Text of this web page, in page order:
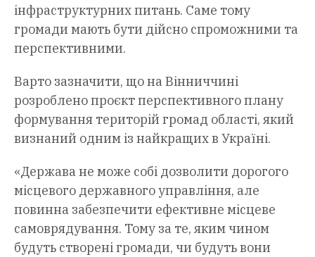
інфраструктурних питань. Саме тому
громади мають бути дійсно спроможними та
перспективними.
Варто зазначити, що на Вінниччині
розроблено проєкт перспективного плану
формування територій громад області, який
визнаний одним із найкращих в Україні.
«Держава не може собі дозволити дорогого
місцевого державного управління, але
повинна забезпечити ефективне місцеве
самоврядування. Тому за те, яким чином
будуть створені громади, чи будуть вони